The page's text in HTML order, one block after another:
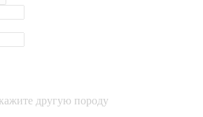
другую породу